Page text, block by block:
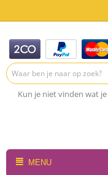
Kun je niet vinden wat
MENU